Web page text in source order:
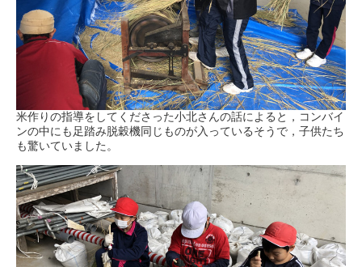
米作りの指導をしてくださった小北さんの話によると，コンバイ
ンの中にも足踏み脱穀機同じものが入っているそうで，子供たち
も驚いていました。